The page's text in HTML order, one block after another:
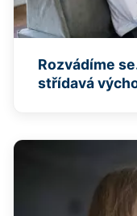
Rozvádíme
střídavá